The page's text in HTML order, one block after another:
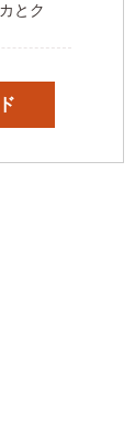
とク